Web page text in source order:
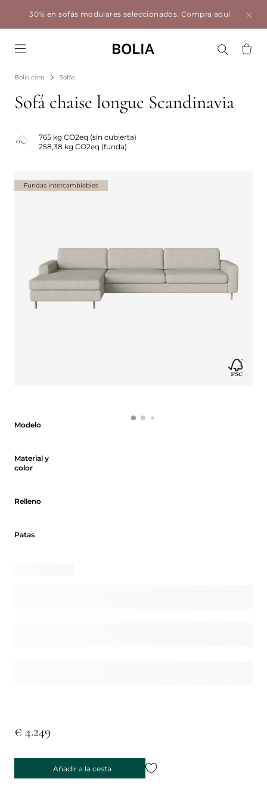
30% en sofás modulares seleccionados.Compra aquí
Bolia.com Sofás
Sofá chaise longue Scandinavia
765 kg CO2eq (sin cubierta)
258,38 kg CO2eq (funda)
Modelo
Material y
color
Relleno
Patas
€ 4.249
Añadir a la cesta
Fundas intercambiables